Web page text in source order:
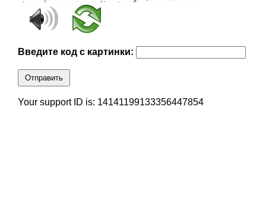
Введите код с картинки:
Отправить
Your support ID is: 14141199133356447854